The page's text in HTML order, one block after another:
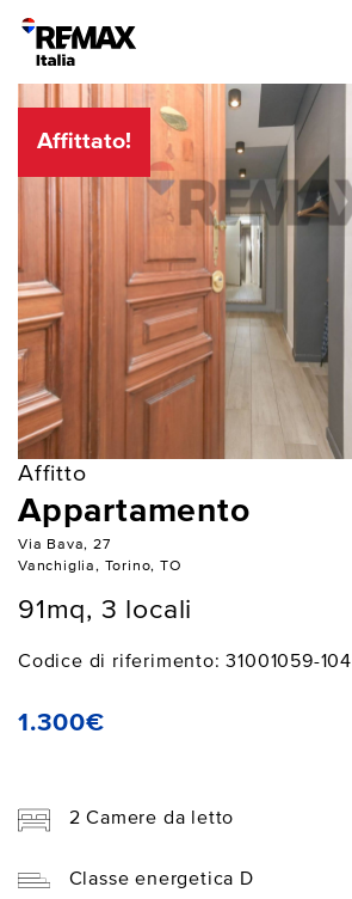
Affittato!
Affitto
Appartamento
Via Bava, 27
Vanchiglia, Torino, TO
91mq, 3 locali
Codice di riferimento: 31001059-104
1.300€
2 Camere da letto
Classe energetica D